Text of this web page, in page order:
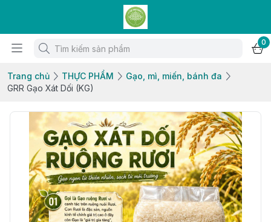
0
Trang chủ THỰC PHẨM
Gạo, mì, miến, bánh đa
GRR Gạo Xát Dối (KG)